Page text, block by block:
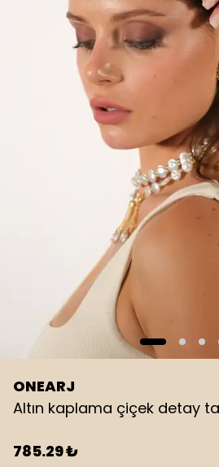
ONEARJ
Altın kaplama çiçek detay
785.29 ₺